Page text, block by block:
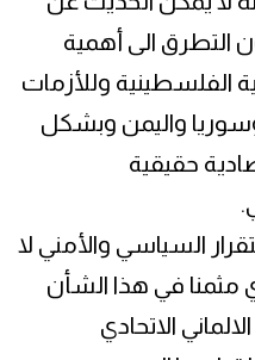
التطرق الى أهمية
الفلسطينية وللأزمات
واليمن وبشكل
حقيقية
السياسي والأمني لا
مثمنا في هذا الشأن
الاتحادي